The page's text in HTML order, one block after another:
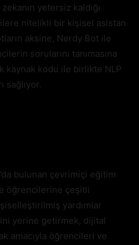
yetersiz kaldığı
nitelikli bir kişisel asistan
aksine, Nerdy Bot ile
sorularını tanımasına
kaynak kodu ile birlikte NLP
sağlıyor.
bulunan çevrimiçi eğitim
öğrencilerine çeşitli
yardımlar
yerine getirmek, dijital
amacıyla öğrencileri ve